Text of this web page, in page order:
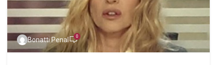
Bonatti Penal 0